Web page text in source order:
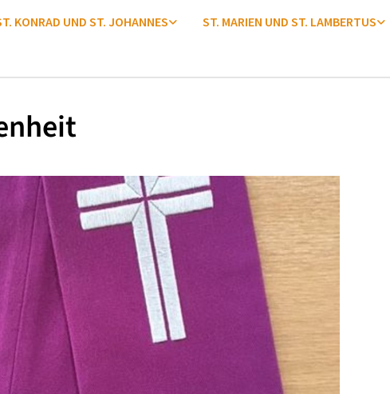
KONRAD UND ST. JOHANNES ST. MARIEN UND ST. LAMBERTUS